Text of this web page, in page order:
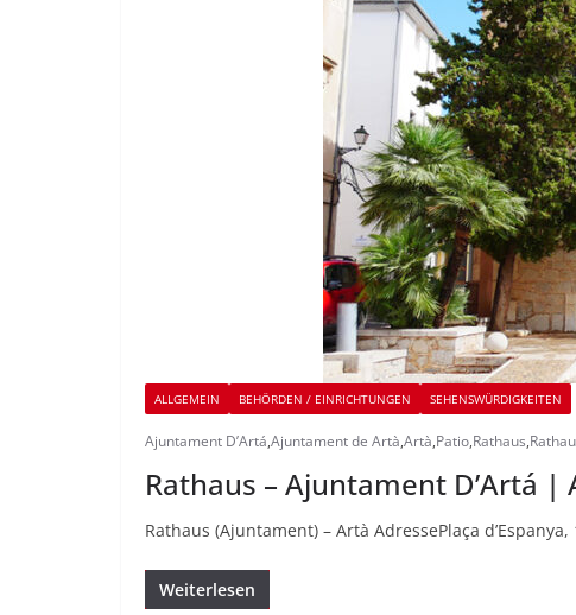
ALLGEMEIN BEHÖRDEN / EINRICHTUNGEN SEHENSWÜRDIGKEITEN
Ajuntament D’Artá,Ajuntament de Artà,Artà,Patio,Rathaus,
Rathaus – Ajuntament D’Artá |
Rathaus (Ajuntament) – Artà AdressePlaça
Weiterlesen